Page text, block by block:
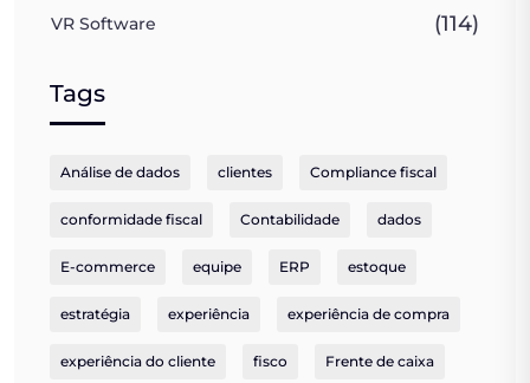
VR Software (114)
Tags
Análise de dados clientes Compliance fiscal
conformidade fiscal Contabilidade dados
E-commerce equipe ERP estoque
estratégia experiência experiência de compra
experiência do cliente fisco Frente de caixa